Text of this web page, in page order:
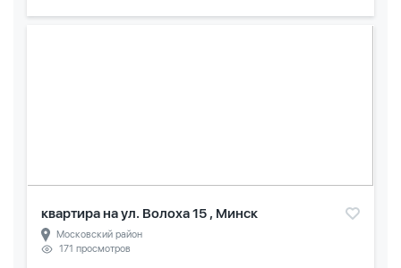
квартира на ул. Волоха 15 , Минск
Московский район
171 просмотров